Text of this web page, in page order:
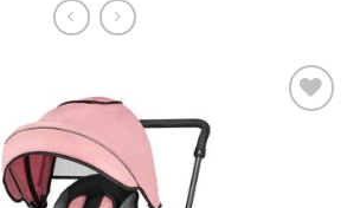
Kedvenceimhez